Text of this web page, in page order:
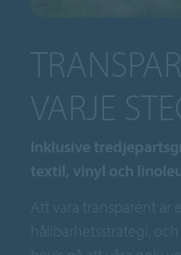
VARJE
Inklusive
textil, vinyl och
Att vara transparent är
hållbarhetsstrategi,